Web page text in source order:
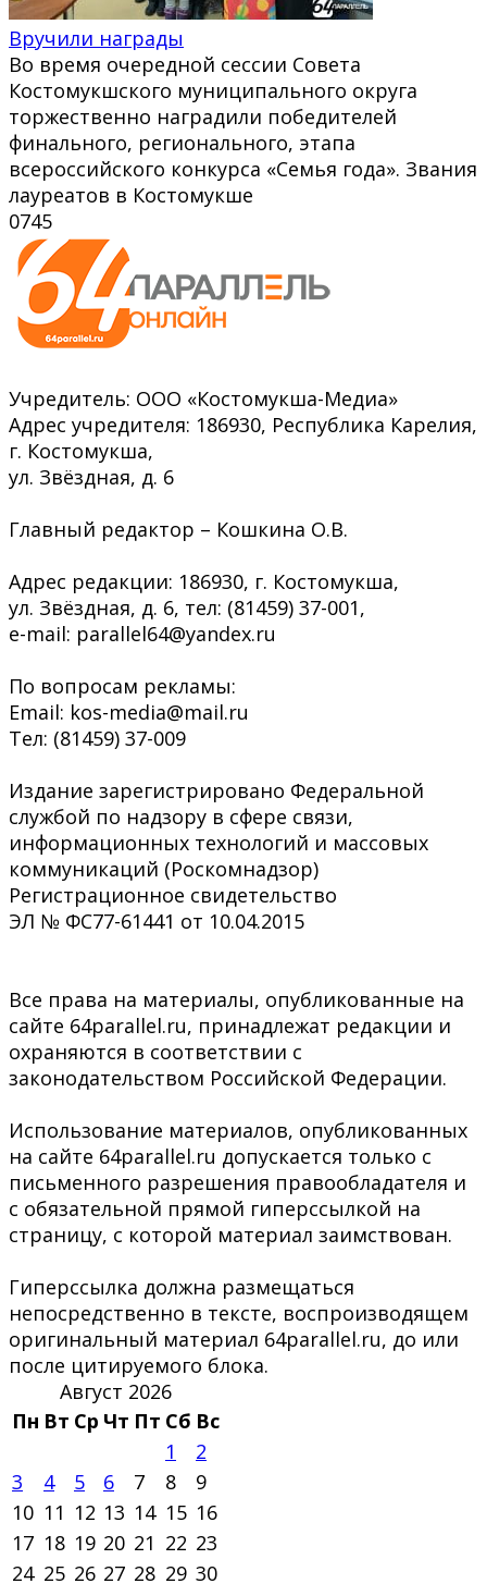
Вручили награды
Во время очередной сессии Совета
Костомукшского муниципального округа
торжественно наградили победителей
финального, регионального, этапа
всероссийского конкурса «Семья года». Звания
лауреатов в Костомукше
0745
Учредитель: ООО «Костомукша-Медиа»
Адрес учредителя: 186930, Республика Карелия,
г. Костомукша,
ул. Звёздная, д. 6
Главный редактор – Кошкина О.В.
Адрес редакции: 186930, г. Костомукша,
ул. Звёздная, д. 6, тел: (81459) 37-001,
e-mail: parallel64@yandex.ru
По вопросам рекламы:
Email: kos-media@mail.ru
Тел: (81459) 37-009
Издание зарегистрировано Федеральной
службой по надзору в сфере связи,
информационных технологий и массовых
коммуникаций (Роскомнадзор)
Регистрационное свидетельство
ЭЛ № ФС77-61441 от 10.04.2015
Все права на материалы, опубликованные на
сайте 64parallel.ru, принадлежат редакции и
охраняются в соответствии с
законодательством Российской Федерации.
Использование материалов, опубликованных
на сайте 64parallel.ru допускается только с
письменного разрешения правообладателя и
с обязательной прямой гиперссылкой на
страницу, с которой материал заимствован.
Гиперссылка должна размещаться
непосредственно в тексте, воспроизводящем
оригинальный материал 64parallel.ru, до или
после цитируемого блока.
Август 2026
Пн Вт Ср Чт Пт Сб Вс
1
2
3
4 5 6 7 8
9
10 11 12 13 14 15 16
17 18 19 20 21 22 23
24 25 26 27 28 29 30